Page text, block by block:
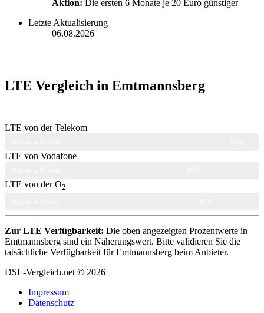
Aktion: Die ersten 6 Monate je 20 Euro günstiger
Letzte Aktualisierung
06.08.2026
LTE Vergleich in Emtmannsberg
LTE von der Telekom
LTE von Vodafone
LTE von der O2
Zur LTE Verfügbarkeit: Die oben angezeigten Prozentwerte in
Emtmannsberg sind ein Näherungswert. Bitte validieren Sie die
tatsächliche Verfügbarkeit für Emtmannsberg beim Anbieter.
DSL-Vergleich.net © 2026
Impressum
Datenschutz